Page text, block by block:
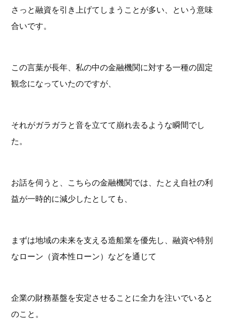
さっと融資を引き上げてしまうことが多い、という意味
合いです。
この言葉が長年、私の中の金融機関に対する一種の固定
観念になっていたのですが、
それがガラガラと音を立てて崩れ去るような瞬間でし
た。
お話を伺うと、こちらの金融機関では、たとえ自社の利
益が一時的に減少したとしても、
まずは地域の未来を支える造船業を優先し、融資や特別
なローン（資本性ローン）などを通じて
企業の財務基盤を安定させることに全力を注いでいると
のこと。